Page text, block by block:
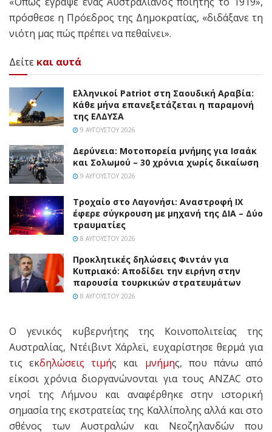
πρόσθεσε η Πρόεδρος της Δημοκρατίας, «διδάξανε τη
νιότη μας πώς πρέπει να πεθαίνει».
Δείτε και αυτά
Ελληνικοί Patriot στη Σαουδική Αραβία:
Κάθε μήνα επανεξετάζεται η παραμονή
της ΕΛΔΥΣΑ
9 ΑΥΓΟΎΣΤΟΥ 2026
Δερύνεια: Μοτοπορεία μνήμης για Ισαάκ
και Σολωμού – 30 χρόνια χωρίς δικαίωση
9 ΑΥΓΟΎΣΤΟΥ 2026
Τροχαίο στο Λαγονήσι: Αναστροφή ΙΧ
έφερε σύγκρουση με μηχανή της ΔΙΑ – Δύο
τραυματίες
8 ΑΥΓΟΎΣΤΟΥ 2026
Προκλητικές δηλώσεις Φιντάν για
Κυπριακό: Αποδίδει την ειρήνη στην
παρουσία τουρκικών στρατευμάτων
8 ΑΥΓΟΎΣΤΟΥ 2026
Ο γενικός κυβερνήτης της Κοινοπολιτείας της
Αυστραλίας, Ντέιβιντ Χάρλεϊ, ευχαρίστησε θερμά για
τις εκδηλώσεις τιμής και μνήμης, που πάνω από
είκοσι χρόνια διοργανώνονται για τους ANZAC στο
νησί της Λήμνου και αναφέρθηκε στην ιστορική
σημασία της εκστρατείας της Καλλίπολης αλλά και στο
σθένος των Αυστραλών και Νεοζηλανδών που